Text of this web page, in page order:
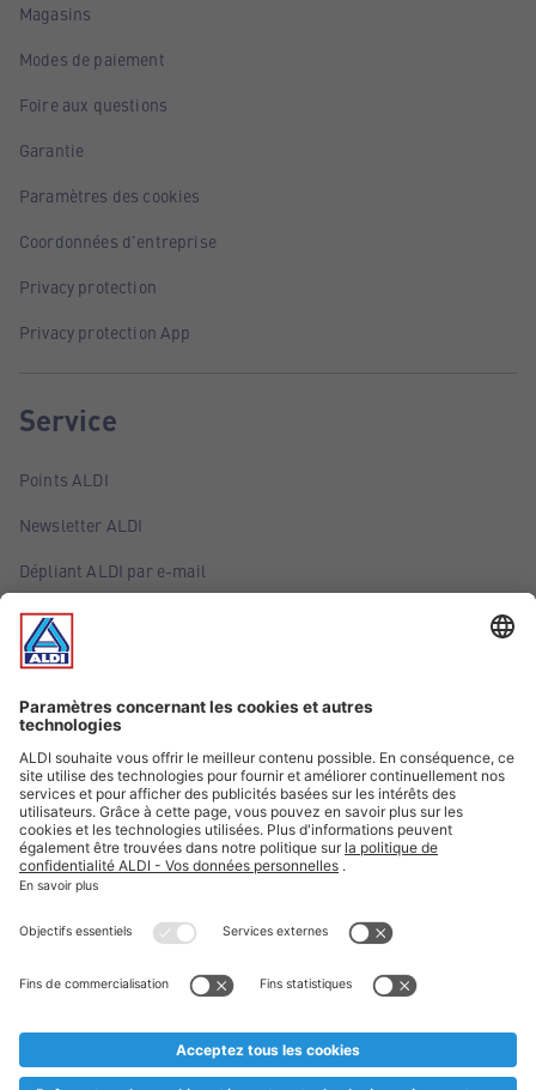
Magasins
Modes de paiement
Foire aux questions
Garantie
Paramètres des cookies
Coordonnées d'entreprise
Privacy protection
Privacy protection App
Service
Points ALDI
Newsletter ALDI
Dépliant ALDI par e-mail
Offres
Infos essentielles
Suivez ALDI Belgique
Textes marqués d'un astérisque et mentions légales
* Nous vendons ces articles temporairement et jusqu'à
au cas où, malgré le planning bien étudié, nous serions
prématurément en rupture de stock. Prix Recupel et TVA incl.
** Sur ce site, l’utilisation de la forme masculine a été adoptée